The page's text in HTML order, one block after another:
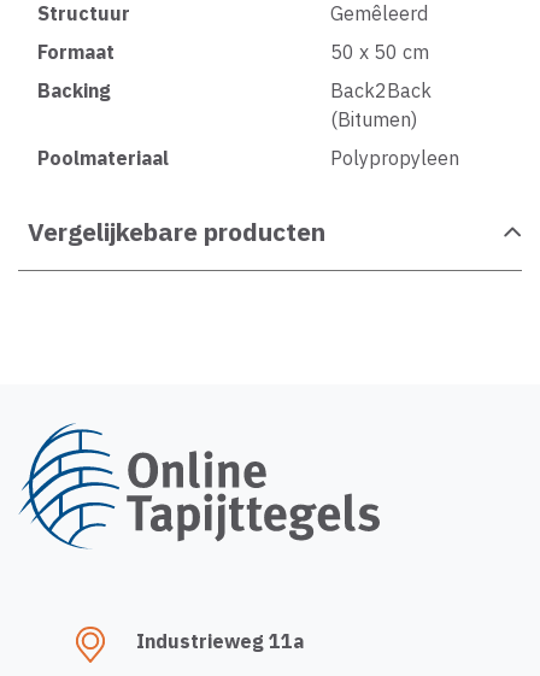
Structuur
Gemêleerd
Formaat
50 x 50 cm
Backing
Back2Back
(Bitumen)
Poolmateriaal
Polypropyleen
Vergelijkebare producten
Industrieweg 11a